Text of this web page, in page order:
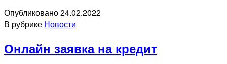
Опубликовано24.02.2022
В рубрике Новости
Онлайн заявка на кредит